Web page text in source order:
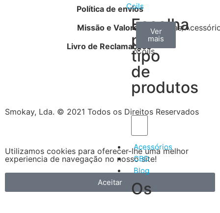
Coils
Escolha
por
tipo
de
produtos
Arame
Coils
Ver
mais
Algodão
Ver
mais
Ferramentas/
Ver
mais
Acessórios
CBD
Blog
Os
Política de envios
Missão e Valores
Livro de Reclamações
Smokay, Lda. © 2021 Todos os Direitos Reservados
Utilizamos cookies para oferecer-lhe uma melhor
experiencia de navegação no nosso site!
Aceitar